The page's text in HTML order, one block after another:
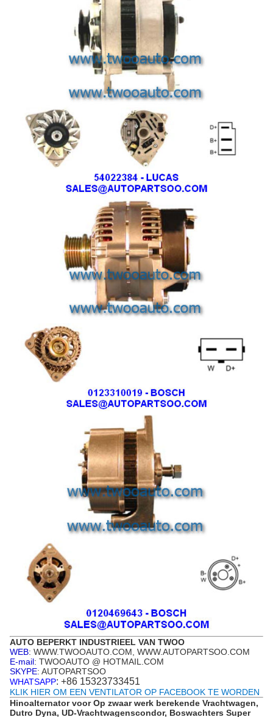
AUTO BEPERKT INDUSTRIEEL VAN TWOO
WEB: WWW.TWOOAUTO.COM, WWW.AUTOPARTSOO.COM
E-mail: TWOOAUTO @ HOTMAIL.COM
SKYPE: AUTOPARTSOO
WHATSAPP: +86 15323733451
KLIK HIER OM EEN VENTILATOR OP FACEBOOK TE WORDEN
Hinoalternator voor Op zwaar werk berekende Vrachtwagen,
Dutro Dyna, UD-Vrachtwagenscondor, Boswachters Super